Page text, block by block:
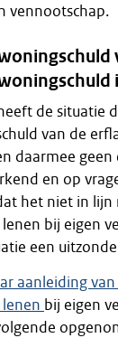
vennootschap.
de situatie
van de
daarmee geen
en op
het niet in lijn
lenen bij eigen
een
aanleiding
bij eigen